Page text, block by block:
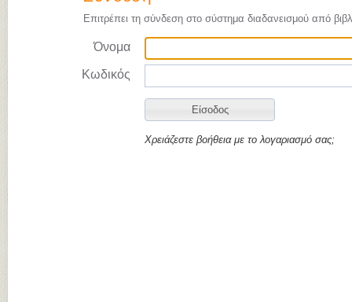
Επιτρέπει τη σύνδεση στο σύστημα διαδανεισμού από
Όνομα
Κωδικός
Χρειάζεστε βοήθεια με το λογαριασμό σας;